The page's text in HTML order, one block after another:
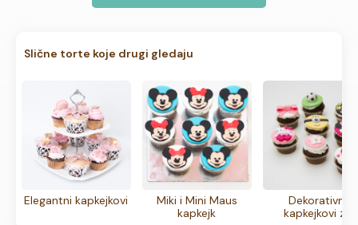
Slične torte koje drugi gledaju
Elegantni kapkejkovi
Miki i Mini Maus
kapkejk
Dekorativni
kapkejkovi za